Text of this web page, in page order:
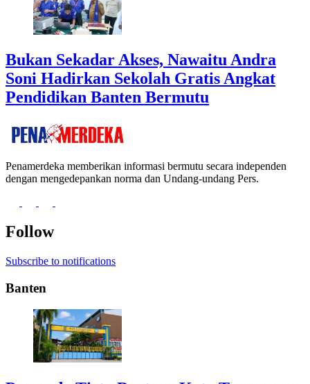
Bukan Sekadar Akses, Nawaitu Andra
Soni Hadirkan Sekolah Gratis Angkat
Pendidikan Banten Bermutu
Penamerdeka memberikan informasi bermutu secara independen
dengan mengedepankan norma dan Undang-undang Pers.
Follow
Subscribe to notifications
Banten